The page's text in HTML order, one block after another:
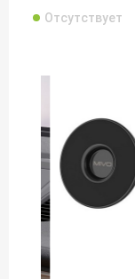
Отсутствует